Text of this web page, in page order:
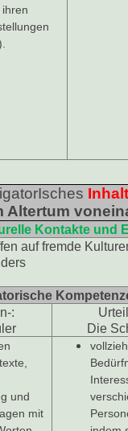
Altertum
Kontakte und
auf fremde
:
Die
und
mit